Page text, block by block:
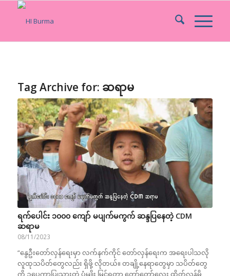
Tag Archive for: ဆရာမ
ရက်ပေါင်း ၁၀၀၀ ကျော် မပျက်မကွက် ဆန္ဒပြနေတဲ့ CDM
ဆရာမ
08/11/2023
“နွေဦးတော်လှန်ရေးမှာ လက်နက်ကိုင် တော်လှန်ရေးက အရေးပါသလို
လူထုသပိတ်တွေလည်း ရှိဖို့ လိုတယ်။ တချို့နေရာတွေမှာ သပိတ်တွေ
ကို ဥပေက္ခာပြုသွားတဲ့ ပုံမျိုး မြင်ရတာ တော်တော်လေး ထိတ်လန့်မိ